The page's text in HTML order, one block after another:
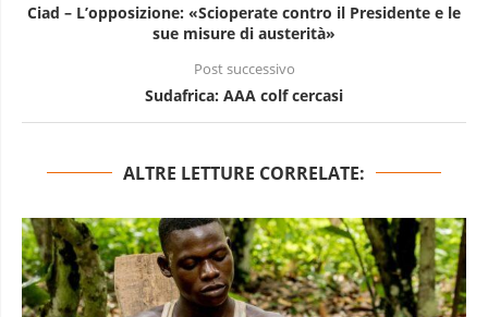
Ciad – L’opposizione: «Scioperate contro il Presidente e le
sue misure di austerità»
Post successivo
Sudafrica: AAA colf cercasi
ALTRE LETTURE CORRELATE: